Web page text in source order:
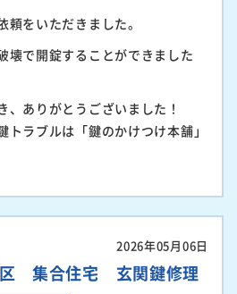
をいただきました。
壊で開錠することができました
、ありがとうございました！
トラブルは「鍵のかけつけ本舗」
2026年05月06日
区 集合住宅 玄関鍵修理